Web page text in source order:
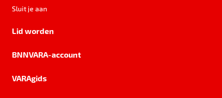
Sluit je aan
Lid worden
BNNVARA-account
VARAgids